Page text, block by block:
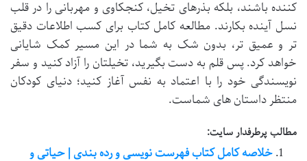
کننده باشند، بلکه بذرهای تخیل، کنجکاوی و مهربانی را در قلب
نسل آینده بکارند. مطالعه کامل کتاب برای کسب اطلاعات دقیق
تر و عمیق تر، بدون شک به شما در این مسیر کمک شایانی
خواهد کرد. پس قلم به دست بگیرید، تخیلتان را آزاد کنید و سفر
نویسندگی خود را با اعتماد به نفس آغاز کنید؛ دنیای کودکان
منتظر داستان های شماست.
مطالب پرطرفدار سایت:
خلاصه کامل کتاب فهرست نویسی و رده بندی | حیاتی و